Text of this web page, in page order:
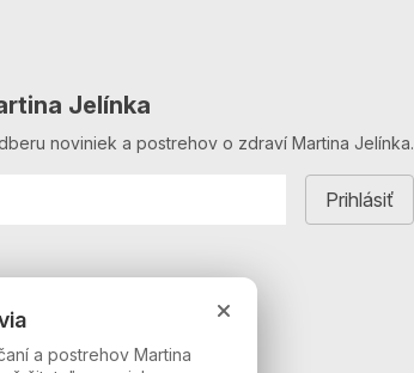
a postrehov Martina
Jelínka
noviniek a postrehov o zdraví Martina Jelínka.